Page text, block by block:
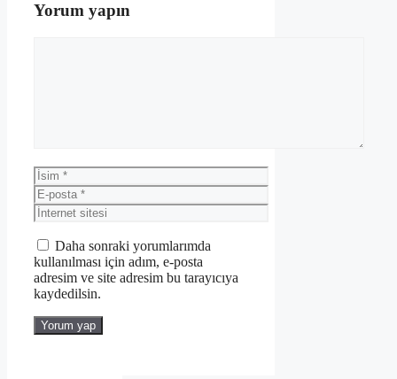
Yorum yapın
İsim
E-
posta
İnternet
sitesi
Daha sonraki yorumlarımda
kullanılması için adım, e-posta
adresim ve site adresim bu tarayıcıya
kaydedilsin.